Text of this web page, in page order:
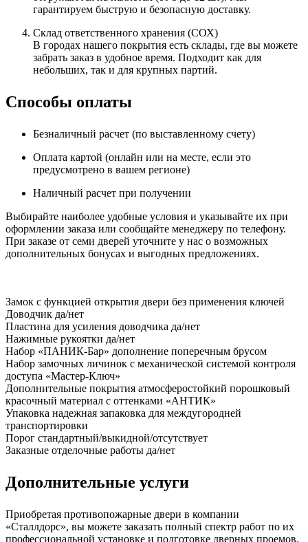
гарантируем быструю и безопасную доставку.
Склад ответственного хранения (СОХ)
В городах нашего покрытия есть склады, где вы можете
забрать заказ в удобное время. Подходит как для
небольших, так и для крупных партий.
Способы оплаты
Безналичный расчет (по выставленному счету)
Оплата картой (онлайн или на месте, если это
предусмотрено в вашем регионе)
Наличный расчет при получении
Выбирайте наиболее удобные условия и указывайте их при
оформлении заказа или сообщайте менеджеру по телефону.
При заказе от семи дверей уточните у нас о возможных
дополнительных бонусах и выгодных предложениях.
Замок с функцией открытия двери без применения ключей
Доводчик да/нет
Пластина для усиления доводчика да/нет
Нажимные рукоятки да/нет
Набор «ПАНИК-Бар» дополнение поперечным брусом
Набор замочных личинок с механической системой контроля
доступа «Мастер-Ключ»
Дополнительные покрытия атмосферостойкий порошковый
красочный материал с оттенками «АНТИК»
Упаковка надежная запаковка для междугородней
транспортировки
Порог стандартный/выкидной/отсутствует
Заказные отделочные работы да/нет
Дополнительные услуги
Приобретая противопожарные двери в компании
«Сталлдорс», вы можете заказать полный спектр работ по их
профессиональной установке и подготовке дверных проемов.